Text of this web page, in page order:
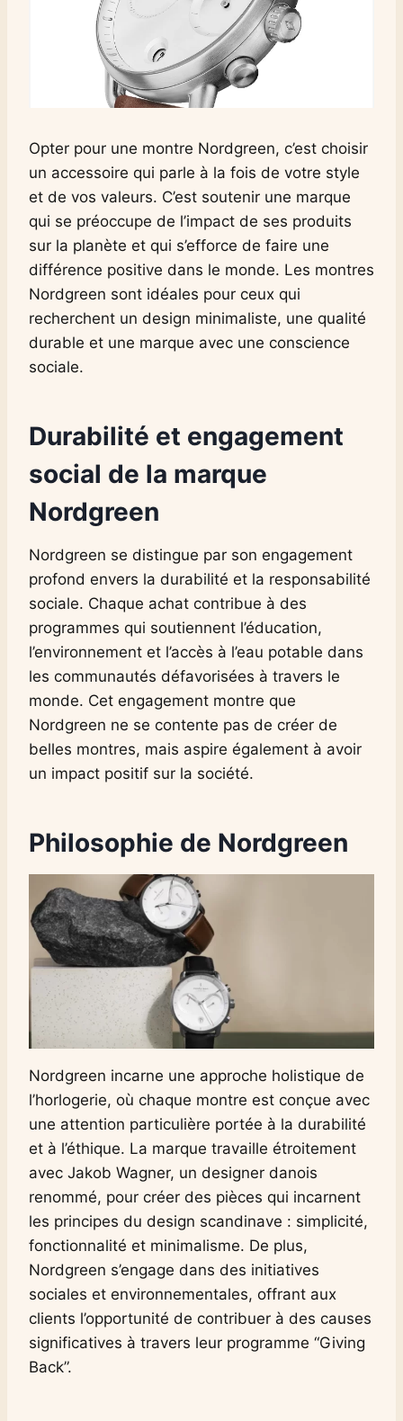
Opter pour une montre Nordgreen, c’est choisir
un accessoire qui parle à la fois de votre style
et de vos valeurs. C’est soutenir une marque
qui se préoccupe de l’impact de ses produits
sur la planète et qui s’efforce de faire une
différence positive dans le monde. Les montres
Nordgreen sont idéales pour ceux qui
recherchent un design minimaliste, une qualité
durable et une marque avec une conscience
sociale.
Durabilité et engagement
social de la marque
Nordgreen
Nordgreen se distingue par son engagement
profond envers la durabilité et la responsabilité
sociale. Chaque achat contribue à des
programmes qui soutiennent l’éducation,
l’environnement et l’accès à l’eau potable dans
les communautés défavorisées à travers le
monde. Cet engagement montre que
Nordgreen ne se contente pas de créer de
belles montres, mais aspire également à avoir
un impact positif sur la société.
Philosophie de Nordgreen
Nordgreen incarne une approche holistique de
l’horlogerie, où chaque montre est conçue avec
une attention particulière portée à la durabilité
et à l’éthique. La marque travaille étroitement
avec Jakob Wagner, un designer danois
renommé, pour créer des pièces qui incarnent
les principes du design scandinave : simplicité,
fonctionnalité et minimalisme. De plus,
Nordgreen s’engage dans des initiatives
sociales et environnementales, offrant aux
clients l’opportunité de contribuer à des causes
significatives à travers leur programme “Giving
Back”.